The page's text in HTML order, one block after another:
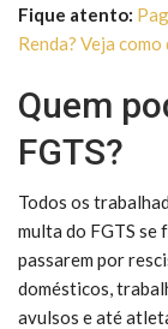
Fique atento:
Renda? Veja
Quem
FGTS?
Todos os
multa do FGTS se
passarem por
domésticos,
avulsos e até